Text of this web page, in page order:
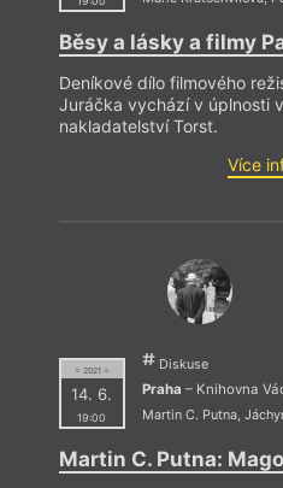
Běsy a lásky a filmy
Deníkové dílo filmového
Juráčka vychází v úplnosti
nakladatelství Torst.
Více
= 2021 =
14. 6.
19:00
Diskuse
Praha – Knihovna
Martin C. Putna,
Martin C. Putna: